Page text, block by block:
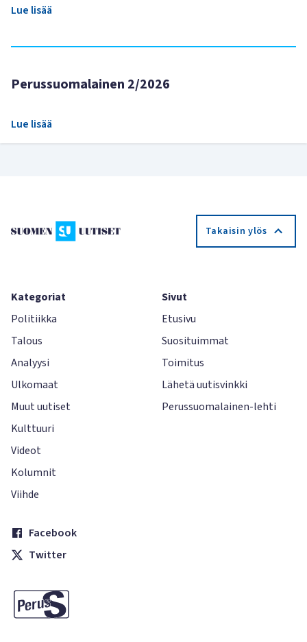
Lue lisää
Perussuomalainen 2/2026
Lue lisää
Takaisin ylös
Kategoriat
Politiikka
Talous
Analyysi
Ulkomaat
Muut uutiset
Kulttuuri
Videot
Kolumnit
Viihde
Sivut
Etusivu
Suosituimmat
Toimitus
Lähetä uutisvinkki
Perussuomalainen-lehti
Facebook
Twitter